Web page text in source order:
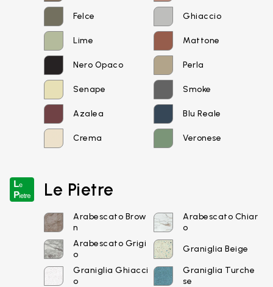
Email*
Password
Accedi
Felce Ghiaccio
Lime Mattone
Nero Opaco Perla
Senape Smoke
Azalea Blu Reale
Crema Veronese
Le Pietre
Arabescato Brow
n
Arabescato Chiar
o
Arabescato Grigi
o
Graniglia Beige
Graniglia Ghiacci
o
Graniglia Turche
se